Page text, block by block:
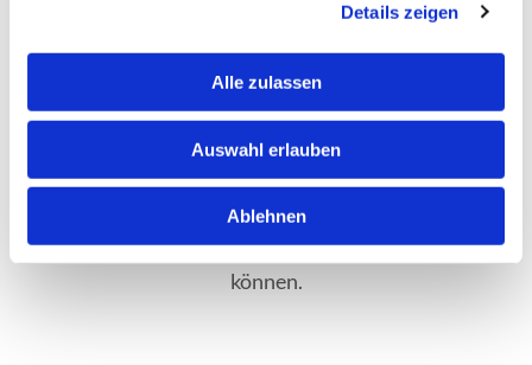
Details zeigen
Alle zulassen
Auswahl erlauben
Ablehnen
Für größere Gruppen oder wenn Sie mehr Platz
wünschen, steht Ihnen unser Großraumtaxi zur
Verfügung. Genießen Sie gemeinsame Fahrten mit
Familie, Freunden oder Arbeitskollegen, ohne auf den
Komfort eines Taxis verzichten zu müssen. Unser
Großraumtaxi bietet ausreichend Platz und sorgt
dafür, dass Sie Ihre Fahrt in vollen Zügen genießen
können.